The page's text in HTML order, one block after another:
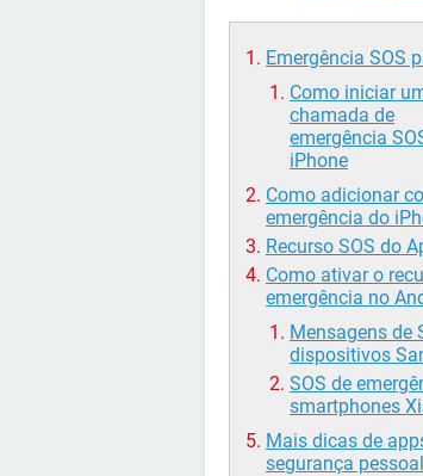
Emergência SOS
Como iniciar
chamada de
emergência
iPhone
Como adicionar
emergência do
Recurso SOS do
Como ativar o
emergência no
Mensagens de
dispositivos
SOS de
smartphones
Mais dicas de
segurança pessoal